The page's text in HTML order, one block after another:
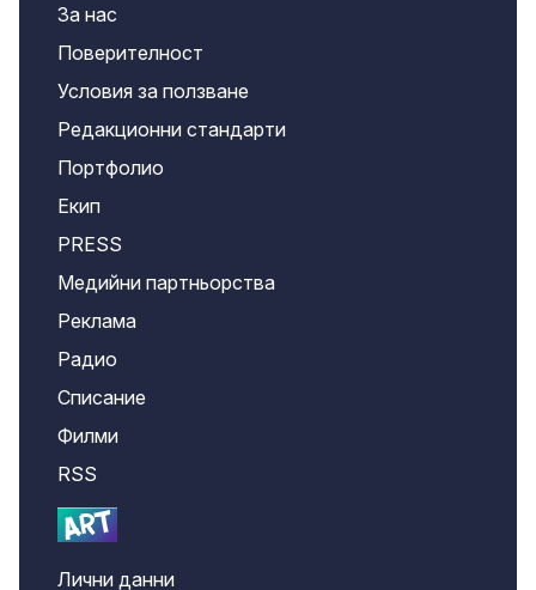
За нас
Поверителност
Условия за ползване
Редакционни стандарти
Портфолио
Екип
PRESS
Медийни партньорства
Реклама
Радио
Списание
Филми
RSS
Лични данни